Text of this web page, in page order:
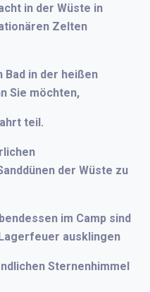
in der Wüste in
Zelten
Bad in der heißen
Sie möchten,
teil.
der Wüste zu
im Camp sind
ausklingen
Sternenhimmel